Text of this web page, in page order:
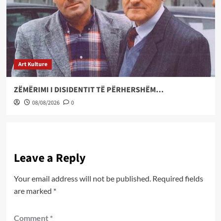
Art Kulture
ZËMËRIMI I DISIDENTIT TË PËRHERSHËM…
08/08/2026 0
Leave a Reply
Your email address will not be published. Required fields
are marked *
Comment *